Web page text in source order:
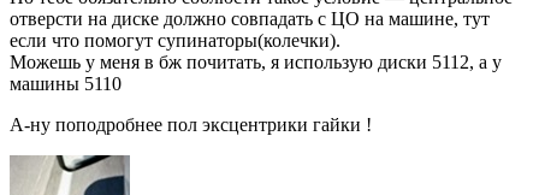
отверсти на диске должно совпадать с ЦО на машине, тут
если что помогут супинаторы(колечки).
Можешь у меня в бж почитать, я использую диски 5112, а у
машины 5110
А-ну поподробнее пол эксцентрики гайки !